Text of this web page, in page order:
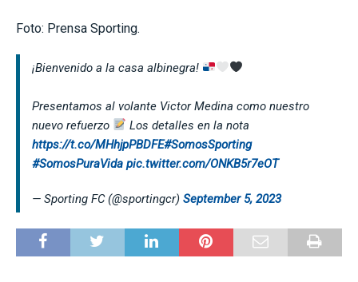
Foto: Prensa Sporting.
¡Bienvenido a la casa albinegra!
Presentamos al volante Victor Medina como nuestro
nuevo refuerzo
Los detalles en la nota
https://t.co/MHhjpPBDFE#SomosSporting
#SomosPuraVida pic.twitter.com/ONKB5r7eOT
— Sporting FC (@sportingcr) September 5, 2023